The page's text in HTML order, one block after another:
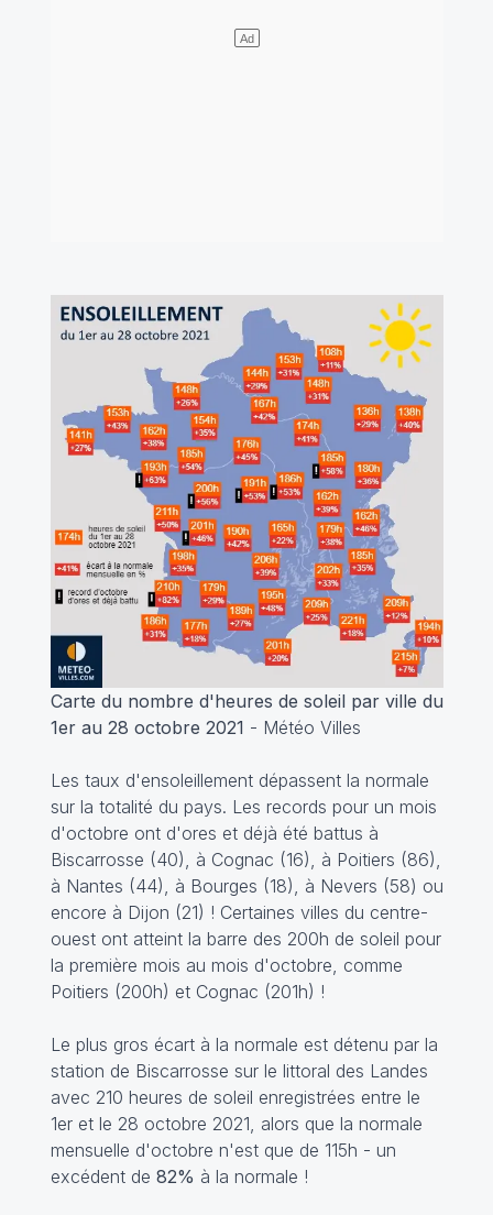
Carte du nombre d'heures de soleil par ville du
1er au 28 octobre 2021 - Météo Villes
Les taux d'ensoleillement dépassent la normale
sur la totalité du pays. Les records pour un mois
d'octobre ont d'ores et déjà été battus à
Biscarrosse (40), à Cognac (16), à Poitiers (86),
à Nantes (44), à Bourges (18), à Nevers (58) ou
encore à Dijon (21) ! Certaines villes du centre-
ouest ont atteint la barre des 200h de soleil pour
la première mois au mois d'octobre, comme
Poitiers (200h) et Cognac (201h) !
Le plus gros écart à la normale est détenu par la
station de Biscarrosse sur le littoral des Landes
avec 210 heures de soleil enregistrées entre le
1er et le 28 octobre 2021, alors que la normale
mensuelle d'octobre n'est que de 115h - un
excédent de 82% à la normale !